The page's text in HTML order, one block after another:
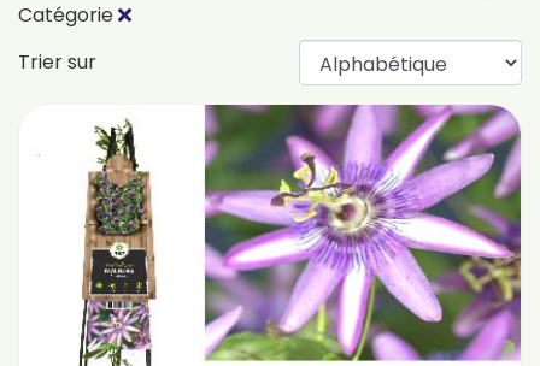
Catégorie
Trier sur